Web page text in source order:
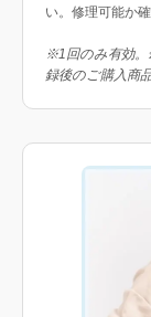
い。修理可能か
※1回のみ有効。
録後のご購入商